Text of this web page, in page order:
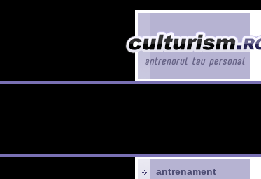
antrenament